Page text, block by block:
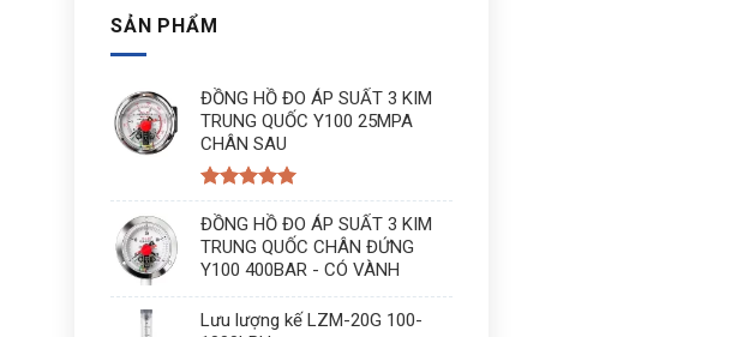
SẢN PHẨM
ĐỒNG HỒ ĐO ÁP SUẤT 3 KIM
TRUNG QUỐC Y100 25MPA
CHÂN SAU
Được xếp
hạng 55
sao
ĐỒNG HỒ ĐO ÁP SUẤT 3 KIM
TRUNG QUỐC CHÂN ĐỨNG
Y100 400BAR - CÓ VÀNH
Lưu lượng kế LZM-20G 100-